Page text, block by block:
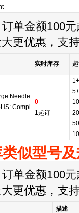
单金额100元
更优惠，支
实时库存
Needle
Compl
0
1起订
1+
5+
似型号
单金额100元
更优惠，支
描述